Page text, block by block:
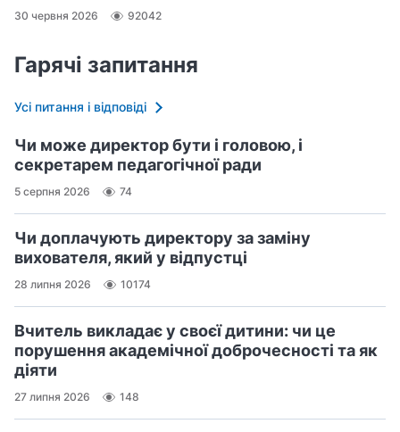
30 червня 2026 92042
Гарячі запитання
Усі питання і відповіді
Чи може директор бути і головою, і
секретарем педагогічної ради
5 серпня 2026 74
Чи доплачують директору за заміну
вихователя, який у відпустці
28 липня 2026 10174
Вчитель викладає у своєї дитини: чи це
порушення академічної доброчесності та як
діяти
27 липня 2026 148